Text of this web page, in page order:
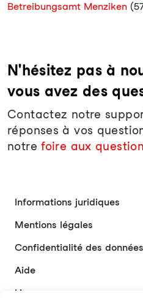
Betreibungsamt Menziken
N'hésitez pas à
vous avez des
Contactez notre
réponses à vos
notrefoire aux
Informations juridiques
Mentions légales
Confidentialité des données
Aide
Liens